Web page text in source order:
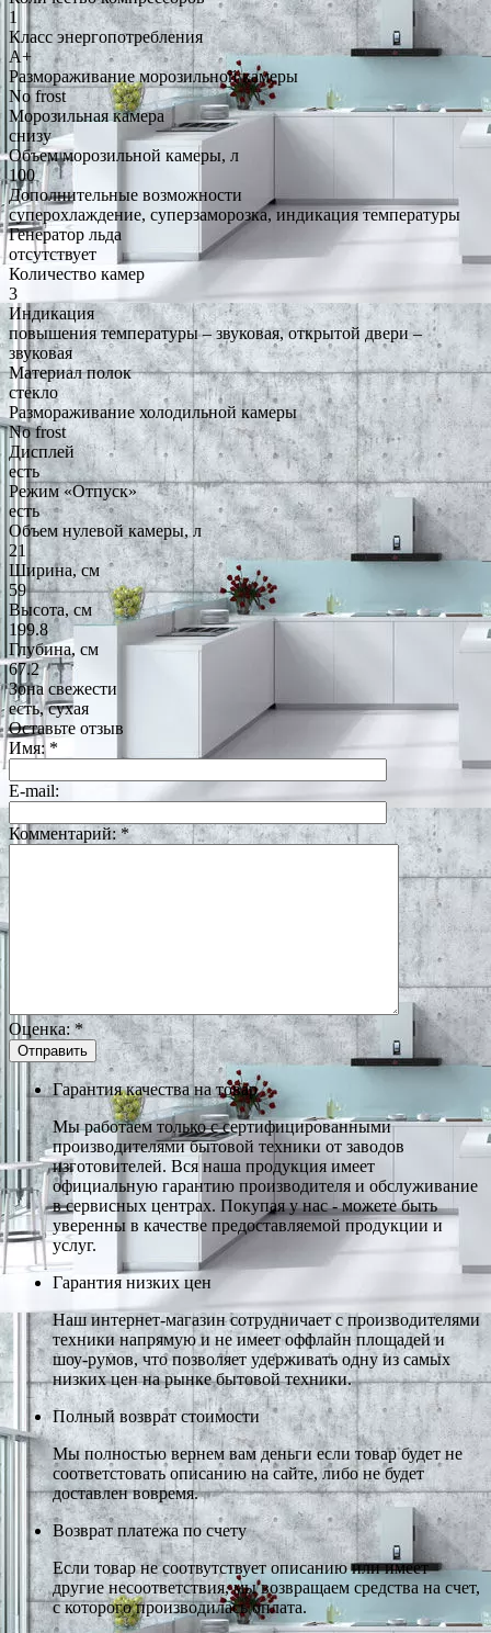
1
Класс энергопотребления
A+
Размораживание морозильной камеры
No frost
Морозильная камера
снизу
Объем морозильной камеры, л
100
Дополнительные возможности
суперохлаждение, суперзаморозка, индикация температуры
Генератор льда
отсутствует
Количество камер
3
Индикация
повышения температуры – звуковая, открытой двери –
звуковая
Материал полок
стекло
Размораживание холодильной камеры
No frost
Дисплей
есть
Режим «Отпуск»
есть
Объем нулевой камеры, л
21
Ширина, см
59
Высота, см
199.8
Глубина, см
67.2
Зона свежести
есть, сухая
Оставьте отзыв
Имя: *
E-mail:
Комментарий:*
Оценка: *
Гарантия качества на товар
Мы работаем только с сертифицированными
производителями бытовой техники от заводов
изготовителей. Вся наша продукция имеет
официальную гарантию производителя и обслуживание
в сервисных центрах. Покупая у нас - можете быть
уверенны в качестве предоставляемой продукции и
услуг.
Гарантия низких цен
Наш интернет-магазин сотрудничает с производителями
техники напрямую и не имеет оффлайн площадей и
шоу-румов, что позволяет удерживать одну из самых
низких цен на рынке бытовой техники.
Полный возврат стоимости
Мы полностью вернем вам деньги если товар будет не
соответстовать описанию на сайте, либо не будет
доставлен вовремя.
Возврат платежа по счету
Если товар не соотвутствует описанию или имеет
другие несоответствия, мы возвращаем средства на счет,
с которого производилась оплата.